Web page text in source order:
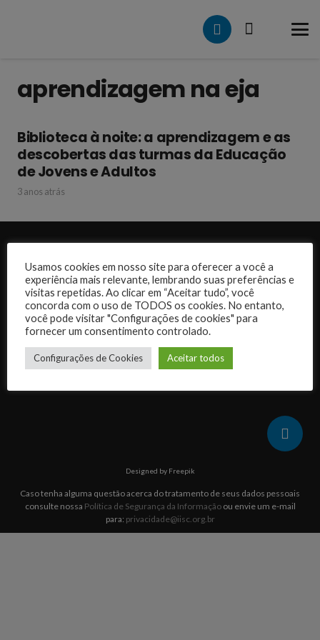
aprendizagem na eja
Biblioteca à noite: a aprendizagem e as
descobertas das turmas da Educação
de Jovens e Adultos
3 anos atrás
Quem somos
Arquivos
Designed by Freepik
Caso tenha alguma questão acerca do tratamento de seus dados pessoais
consulte nossa Política de Segurança da Informaçãoou envie um e-mail
para: privacidade@iisc.org.br
Usamos cookies em nosso site para oferecer a você a
experiência mais relevante, lembrando suas preferências e
visitas repetidas. Ao clicar em “Aceitar tudo”, você
concorda com o uso de TODOS os cookies. No entanto,
você pode visitar "Configurações de cookies" para
fornecer um consentimento controlado.
Configurações de Cookies Aceitar todos